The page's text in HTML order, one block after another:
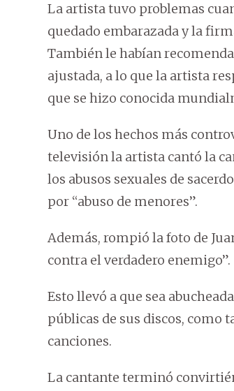
La artista tuvo problemas
quedado embarazada y la
También le habían
ajustada, a lo que la artista
que se hizo conocida
Uno de los hechos más
televisión la artista cantó la
los abusos sexuales de
por “abuso de menores”.
Además, rompió la foto de
contra el verdadero enemigo”.
Esto llevó a que sea
públicas de sus discos, como
canciones.
La cantante terminó